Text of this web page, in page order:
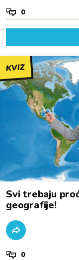
0
KVIZ
Svi trebaju
geografije!
0